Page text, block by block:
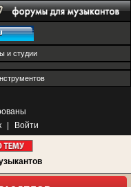
и студии
Войти